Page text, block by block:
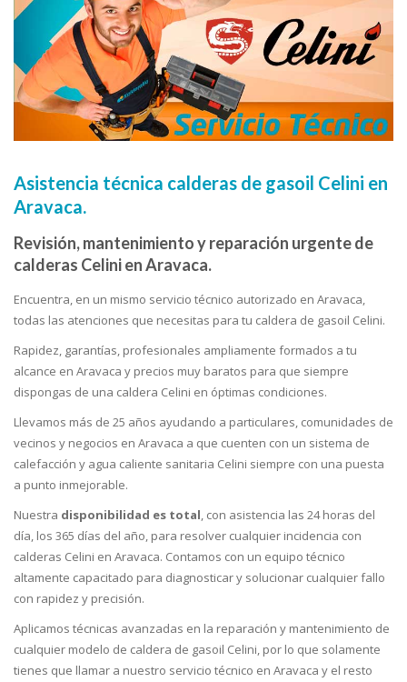
Asistencia técnica calderas de gasoil Celini en
Aravaca.
Revisión, mantenimiento y reparación urgente de
calderas Celini en Aravaca.
Encuentra, en un mismo servicio técnico autorizado en Aravaca,
todas las atenciones que necesitas para tu caldera de gasoil Celini.
Rapidez, garantías, profesionales ampliamente formados a tu
alcance en Aravaca y precios muy baratos para que siempre
dispongas de una caldera Celini en óptimas condiciones.
Llevamos más de 25 años ayudando a particulares, comunidades de
vecinos y negocios en Aravaca a que cuenten con un sistema de
calefacción y agua caliente sanitaria Celini siempre con una puesta
a punto inmejorable.
Nuestra disponibilidad es total, con asistencia las 24 horas del
día, los 365 días del año, para resolver cualquier incidencia con
calderas Celini en Aravaca. Contamos con un equipo técnico
altamente capacitado para diagnosticar y solucionar cualquier fallo
con rapidez y precisión.
Aplicamos técnicas avanzadas en la reparación y mantenimiento de
cualquier modelo de caldera de gasoil Celini, por lo que solamente
tienes que llamar a nuestro servicio técnico en Aravaca y el resto